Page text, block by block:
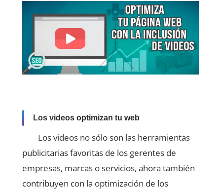
Los videos optimizan tu web
Los videos no sólo son las herramientas
publicitarias favoritas de los gerentes de
empresas, marcas o servicios, ahora también
contribuyen con la optimización de los